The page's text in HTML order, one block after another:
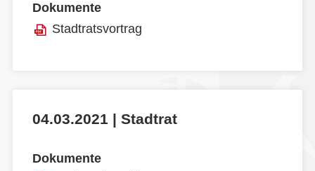
Dokumente
Stadtratsvortrag
04.03.2021 | Stadtrat
Dokumente